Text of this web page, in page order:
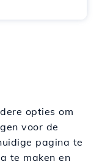
opties om
voor de
pagina te
te maken en